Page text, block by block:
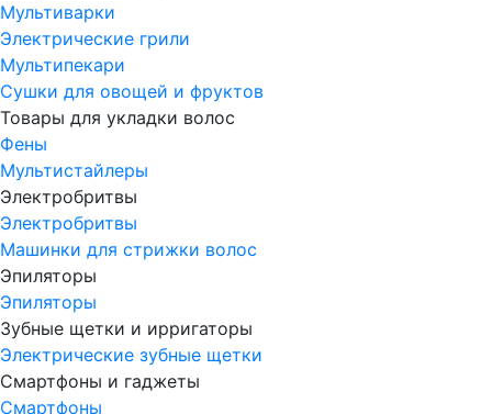
Мультиварки
Электрические грили
Мультипекари
Сушки для овощей и фруктов
Товары для укладки волос
Фены
Мультистайлеры
Электробритвы
Электробритвы
Машинки для стрижки волос
Эпиляторы
Эпиляторы
Зубные щетки и ирригаторы
Электрические зубные щетки
Смартфоны и гаджеты
Смартфоны